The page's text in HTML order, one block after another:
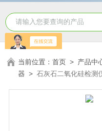
当前位置：首页 > 产品中
器 >石灰石二氧化硅检测